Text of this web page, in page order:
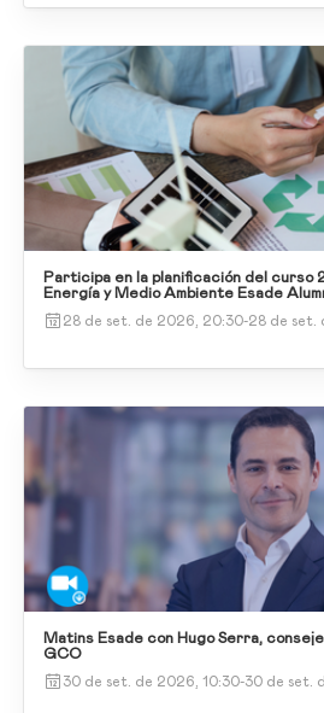
Participa en la planificación del curso
Energía y Medio Ambiente Esade
28 de set. de 2026, 20:30-28 de set.
Matins Esade con Hugo Serra,
GCO
30 de set. de 2026, 10:30-30 de set.